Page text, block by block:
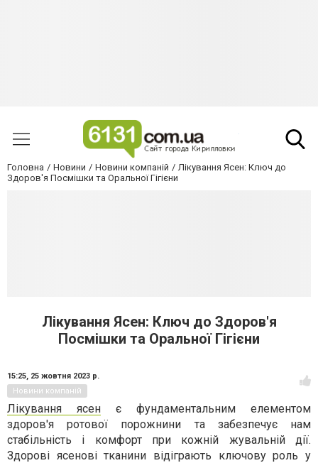
Головна Новини Новини компаній
Лікування Ясен: Ключ до
Здоров'я Посмішки та Оральної Гігієни
Лікування Ясен: Ключ до Здоров'я
Посмішки та Оральної Гігієни
15:25, 25 жовтня 2023 р.
Новини компаній
Лікування ясен є фундаментальним елементом
здоров'я ротової порожнини та забезпечує нам
стабільність і комфорт при кожній жувальній дії.
Здорові ясенові тканини відіграють ключову роль у